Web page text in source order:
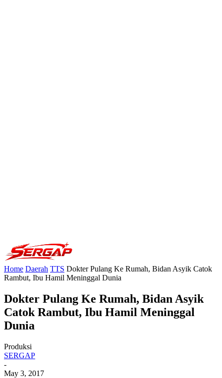
Home Daerah TTS Dokter Pulang Ke Rumah, Bidan Asyik Catok
Rambut, Ibu Hamil Meninggal Dunia
Dokter Pulang Ke Rumah, Bidan Asyik
Catok Rambut, Ibu Hamil Meninggal
Dunia
Produksi
SERGAP
-
May 3, 2017